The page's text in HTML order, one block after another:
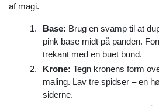
af magi.
Base: Brug en svamp til at
pink base midt på panden.
trekant med en buet bund.
Krone: Tegn kronens form
maling. Lav tre spidser – en
siderne.